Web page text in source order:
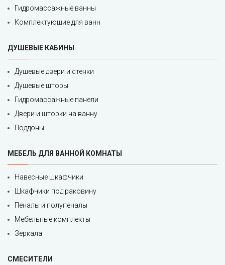
Гидромассажные ванны
Комплектующие для ванн
ДУШЕВЫЕ КАБИНЫ
Душевые двери и стенки
Душевые шторы
Гидромассажные панели
Двери и шторки на ванну
Поддоны
МЕБЕЛЬ ДЛЯ ВАННОЙ КОМНАТЫ
Навесные шкафчики
Шкафчики под раковину
Пеналы и полупеналы
Мебельные комплекты
Зеркала
СМЕСИТЕЛИ